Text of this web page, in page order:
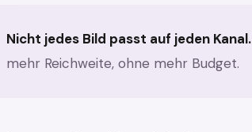
Nicht jedes Bild passt auf jeden Kanal.
mehr Reichweite, ohne mehr Budget.